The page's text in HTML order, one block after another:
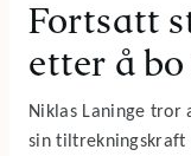
Fortsatt
etter å
Niklas Laninge
sin tiltrekningskraft